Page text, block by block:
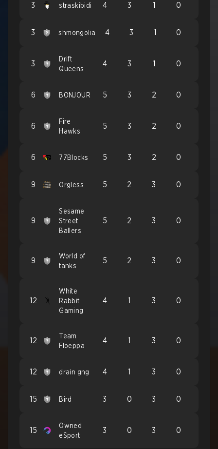
3 straskibidi 4 3 1 0
3 shmongolia 4 3 1 0
3
Drift
Queens
4 3 1 0
6 BONJOUR 5 3 2 0
6
Fire
Hawks
5 3 2 0
6 77Blocks 5 3 2 0
9 Orgless 5 2 3 0
9
Sesame
Street
Ballers
5 2 3 0
9
World of
tanks
5 2 3 0
12
White
Rabbit
Gaming
4 1 3 0
12
Team
Floeppa
4 1 3 0
12 drain gng 4 1 3 0
15 Bird 3 0 3 0
15
Owned
eSport
3 0 3 0